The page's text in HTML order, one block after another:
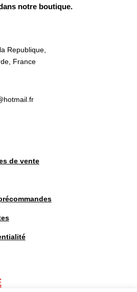
notre boutique.
Republique,
France
de vente